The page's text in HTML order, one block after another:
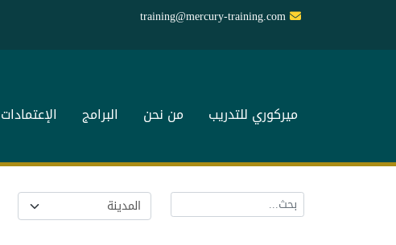
training@mercury-training.com
ميركوري للتدريب من نحن البرامج الإعتمادات